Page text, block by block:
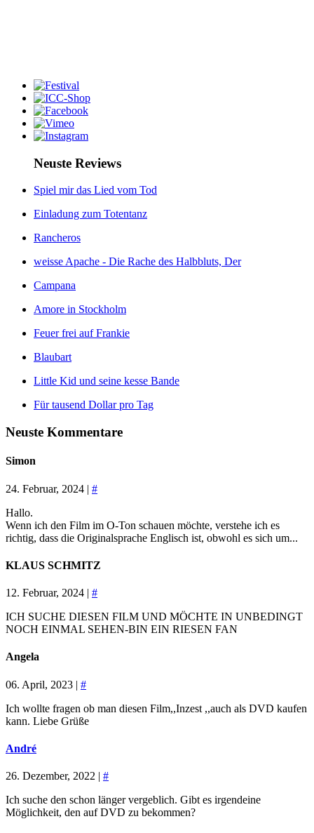
Neuste Reviews
Spiel mir das Lied vom Tod
Einladung zum Totentanz
Rancheros
weisse Apache - Die Rache des Halbbluts, Der
Campana
Amore in Stockholm
Feuer frei auf Frankie
Blaubart
Little Kid und seine kesse Bande
Für tausend Dollar pro Tag
Neuste Kommentare
Simon
24. Februar, 2024 | #
Hallo.
Wenn ich den Film im O-Ton schauen möchte, verstehe ich es
richtig, dass die Originalsprache Englisch ist, obwohl es sich um...
KLAUS SCHMITZ
12. Februar, 2024 | #
ICH SUCHE DIESEN FILM UND MÖCHTE IN UNBEDINGT
NOCH EINMAL SEHEN-BIN EIN RIESEN FAN
Angela
06. April, 2023 | #
Ich wollte fragen ob man diesen Film,,Inzest ,,auch als DVD kaufen
kann. Liebe Grüße
André
26. Dezember, 2022 | #
Ich suche den schon länger vergeblich. Gibt es irgendeine
Möglichkeit, den auf DVD zu bekommen?